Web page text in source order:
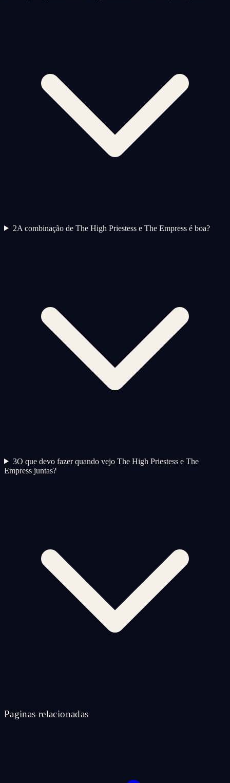
2A combinação de The High Priestess e The Empress é boa?
3O que devo fazer quando vejo The High Priestess e The
Empress juntas?
Paginas relacionadas